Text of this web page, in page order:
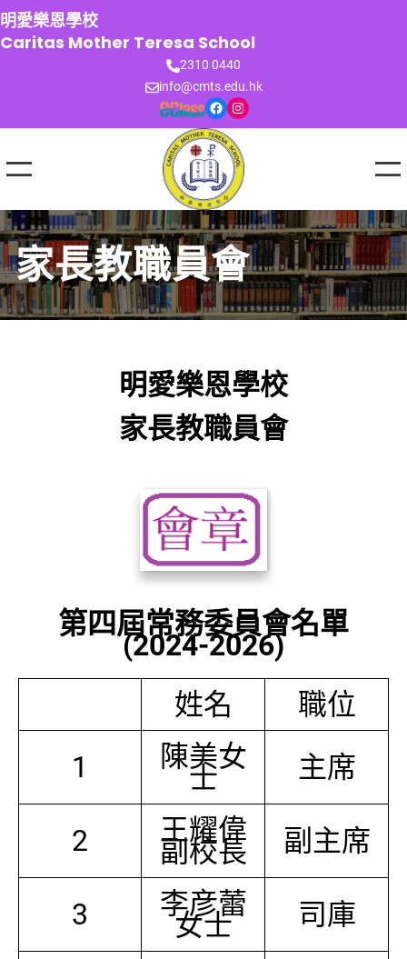
跳
至
主
明愛樂恩學校
Caritas Mother Teresa School
2310 0440
info@cmts.edu.hk
Facebook Instagram
家長教職員會
明愛樂恩學校
家長教職員會
第四屆常務委員會名單
(2024-2026)
姓名
職位
1
陳美女
士 主席
2 王耀偉
副校長 副主席
3 李彦蕾
女士 司庫